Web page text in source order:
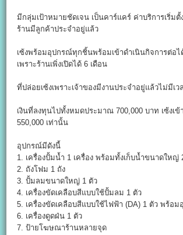
มีกลุ่มเป้าหมายชัดเจน เป็นคาร์แคร์ ค่าบริการเริ่มตั้
ร้านมีลูกค้าประจำอยู่แล้ว
เซ้งพร้อมอุปกรณ์ทุกชิ้นพร้อมเข้าดำเนินกิจการต่อ
เพราะร้านเพิ่งเปิดได้ 6 เดือน
ที่ปล่อยเซ้งเพราะเจ้าของมีงานประจำอยู่แล้วไม่มีเ
เงินที่ลงทุนไปทั้งหมดประมาณ 700,000 บาท เซ้งเข้
550,000 เท่านั้น
อุปกรณ์มีดังนี้
1. เครื่องปั้มน้ำ 1 เครื่อง พร้อมทั้งเก็บน้ำขนาดใหญ่
2. ถังโฟม 1 ถัง
3. ปั้มลมขนาดใหญ่ 1 ตัว
4. เครื่องขัดเคลือบสีแบบใช้ปั้มลม 1 ตัว
5. เครื่องขัดเคลือบสีแบบใช้ไฟฟ้า (DA) 1 ตัว พร้อ
6. เครื่องดูดฝ่น 1 ตัว
7. ป้ายโฆษณาร้านหลายจุด